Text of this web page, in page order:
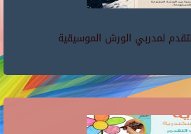
لمدربي الورش الموسيقية